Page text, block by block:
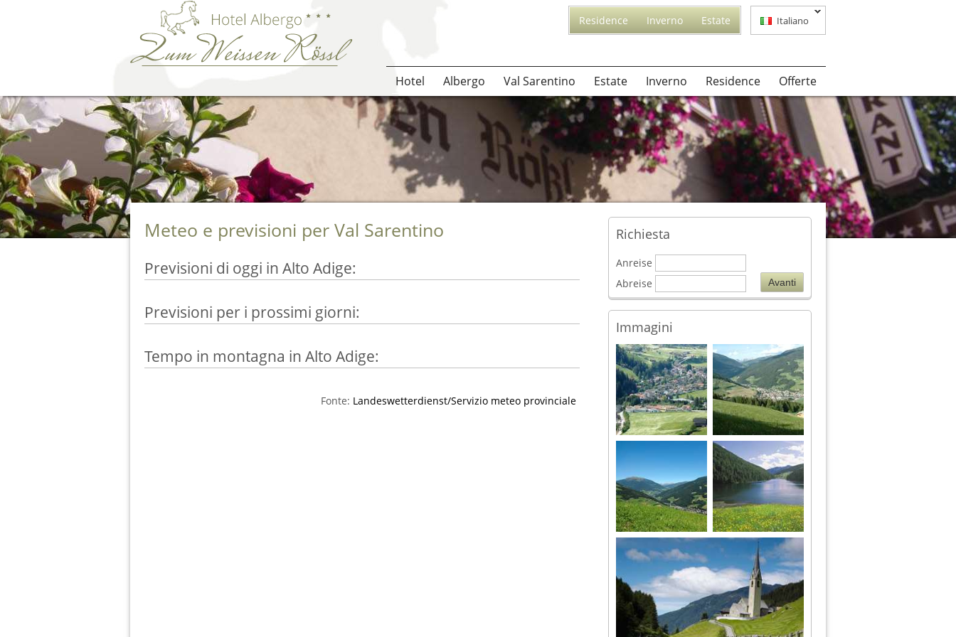
Italiano
Residence Inverno Estate
Hotel Albergo Val Sarentino Estate Inverno Residence Offerte
Meteo e previsioni per Val Sarentino
Previsioni di oggi in Alto Adige:
Previsioni per i prossimi giorni:
Tempo in montagna in Alto Adige:
Fonte: Landeswetterdienst/Servizio meteo provinciale
Richiesta
Anreise
Abreise
Immagini